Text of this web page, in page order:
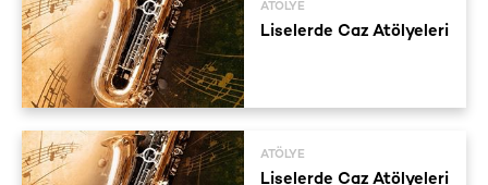
ATÖLYE
Liselerde Caz Atölyeleri
ATÖLYE
Liselerde Caz Atölyeleri